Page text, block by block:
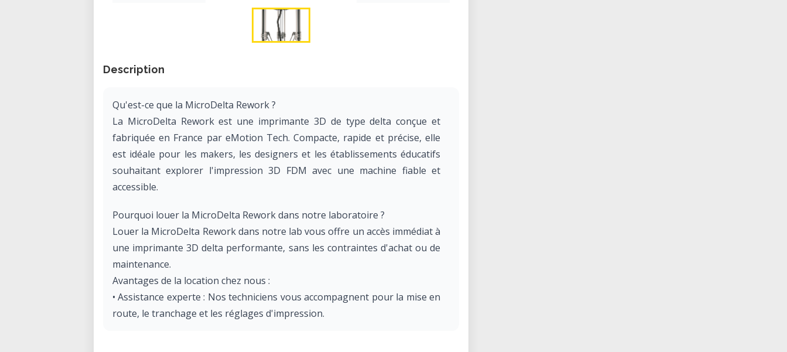
Description
Qu'est-ce que la MicroDelta Rework ?
La MicroDelta Rework est une imprimante 3D de type delta conçue et
fabriquée en France par eMotion Tech. Compacte, rapide et précise, elle
est idéale pour les makers, les designers et les établissements éducatifs
souhaitant explorer l'impression 3D FDM avec une machine fiable et
accessible.
Pourquoi louer la MicroDelta Rework dans notre laboratoire ?
Louer la MicroDelta Rework dans notre lab vous offre un accès immédiat à
une imprimante 3D delta performante, sans les contraintes d'achat ou de
maintenance.
Avantages de la location chez nous :
• Assistance experte : Nos techniciens vous accompagnent pour la mise en
route, le tranchage et les réglages d'impression.